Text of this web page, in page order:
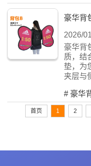
豪华
2026/
豪华背
质，结
垫，为
夹层与
# 豪华
首页 1 2